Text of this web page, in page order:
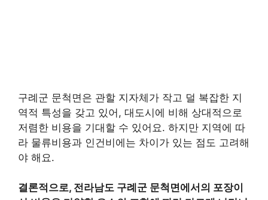
구례군 문척면은 관할 지자체가 작고 덜 복잡한 지
역적 특성을 갖고 있어, 대도시에 비해 상대적으로
저렴한 비용을 기대할 수 있어요. 하지만 지역에 따
라 물류비용과 인건비에는 차이가 있는 점도 고려해
야 해요.
결론적으로, 전라남도 구례군 문척면에서의 포장이